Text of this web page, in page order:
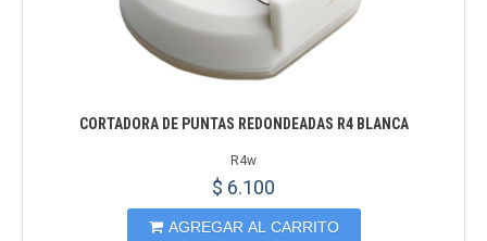
CORTADORA DE PUNTAS REDONDEADAS R4 BLANCA
R4w
$ 6.100
AGREGAR AL CARRITO